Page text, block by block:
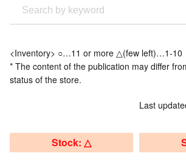
<Inventory> ○…11 or more △(few left)…1-10
* The content of the publication may differ
status of the store.
Last
Stock: △